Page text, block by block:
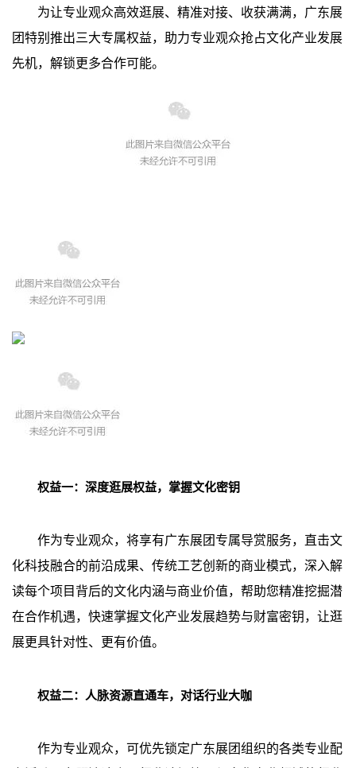
为让专业观众高效逛展、精准对接、收获满满，广东展
团特别推出三大专属权益，助力专业观众抢占文化产业发展
先机，解锁更多合作可能。
权益一：深度逛展权益，掌握文化密钥
作为专业观众，将享有广东展团专属导赏服务，直击文
化科技融合的前沿成果、传统工艺创新的商业模式，深入解
读每个项目背后的文化内涵与商业价值，帮助您精准挖掘潜
在合作机遇，快速掌握文化产业发展趋势与财富密钥，让逛
展更具针对性、更有价值。
权益二：人脉资源直通车，对话行业大咖
作为专业观众，可优先锁定广东展团组织的各类专业配